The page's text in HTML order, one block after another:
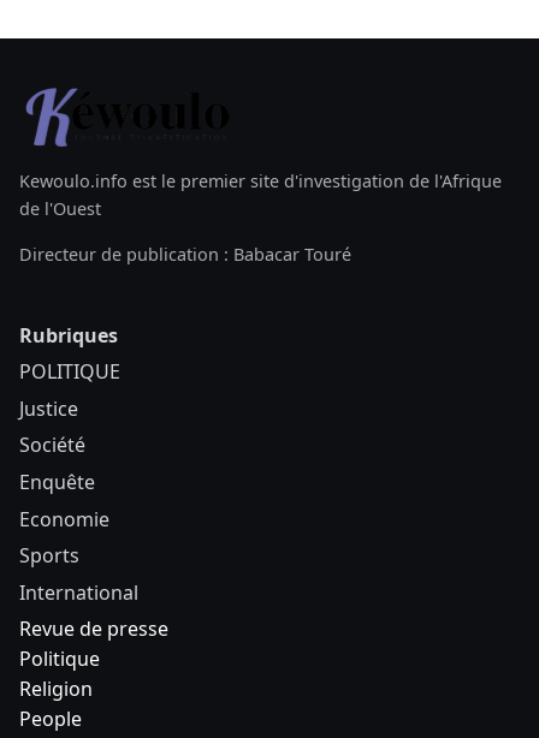
Kewoulo.info est le premier site d'investigation de l'Afrique
de l'Ouest
Directeur de publication : Babacar Touré
Rubriques
POLITIQUE
Justice
Société
Enquête
Economie
Sports
International
Revue de presse
Politique
Religion
People